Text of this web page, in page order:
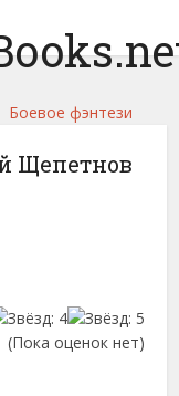
Боевое фэнтези
Щепетнов
(Пока оценок нет)